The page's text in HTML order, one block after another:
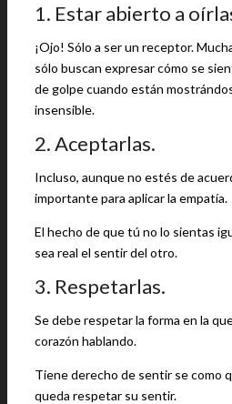
1. Estar abierto a
¡Ojo! Sólo a ser un receptor.
sólo buscan expresar cómo se
de golpe cuando están
insensible.
2. Aceptarlas.
Incluso, aunque no estés de
importante para aplicar la empatía.
El hecho de que tú no lo sientas
sea real el sentir del otro.
3. Respetarlas.
Se debe respetar la forma en la
corazón hablando.
Tiene derecho de sentir se como
queda respetar su sentir.